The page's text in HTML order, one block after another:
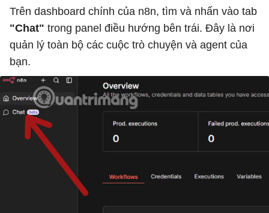
Trên dashboard chính của n8n, tìm và nhấn vào tab
"Chat" trong panel điều hướng bên trái. Đây là nơi
quản lý toàn bộ các cuộc trò chuyện và agent của
bạn.